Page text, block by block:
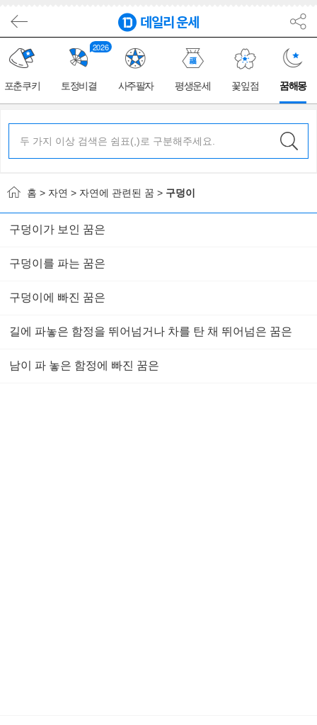
포춘쿠키
2026
토정비결 사주팔자 평생운세 꽃잎점 꿈해몽
홈 > 자연 > 자연에 관련된 꿈 > 구덩이
구덩이가 보인 꿈은
구덩이를 파는 꿈은
구덩이에 빠진 꿈은
길에 파놓은 함정을 뛰어넘거나 차를 탄 채 뛰어넘은 꿈은
남이 파 놓은 함정에 빠진 꿈은